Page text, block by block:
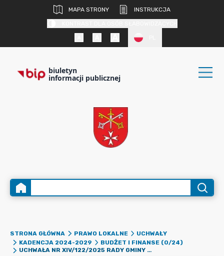
MAPA STRONY
INSTRUKCJA
biuletyn
informacji publicznej
STRONA GŁÓWNA PRAWO LOKALNE
UCHWAŁY
KADENCJA 2024-2029
BUDŻET I FINANSE (0/24)
UCHWAŁA NR XIV/122/2025 RADY GMINY KLESZCZEWO Z DNIA 25 CZERWCA 2025 R. W SPRAWIE ZMIANY UCHWAŁY BUDŻETOWEJ NA 2025 R.